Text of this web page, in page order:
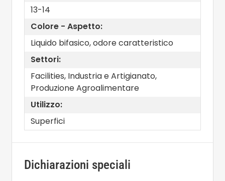
13-14
Colore - Aspetto:
Liquido bifasico, odore caratteristico
Settori:
Facilities, Industria e Artigianato,
Produzione Agroalimentare
Utilizzo:
Superfici
Dichiarazioni speciali